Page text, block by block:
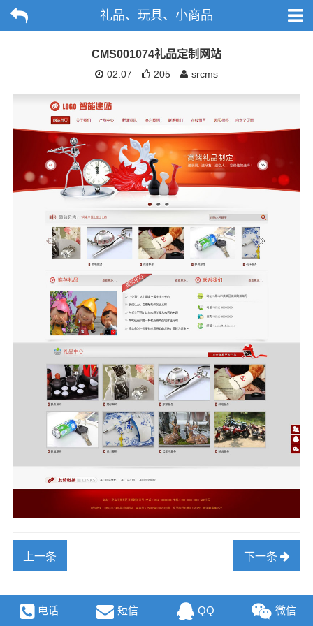
礼品、玩具、小商品
CMS001074礼品定制网站
02.07 205 srcms
上一条 下一条
电话 短信 QQ 微信